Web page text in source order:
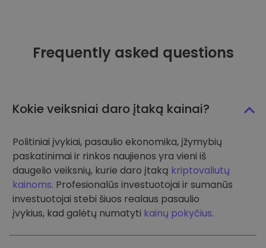
Frequently asked questions
Kokie veiksniai daro įtaką kainai?
Politiniai įvykiai, pasaulio ekonomika, įžymybių
paskatinimai ir rinkos naujienos yra vieni iš
daugelio veiksnių, kurie daro įtaką kriptovaliutų
kainoms. Profesionalūs investuotojai ir sumanūs
investuotojai stebi šiuos realaus pasaulio
įvykius, kad galėtų numatyti kainų pokyčius.